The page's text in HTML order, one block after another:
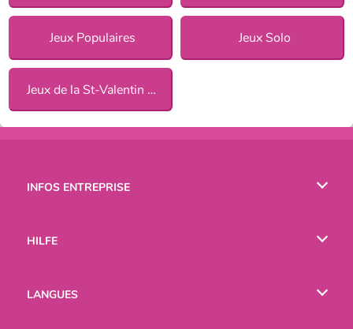
Jeux Populaires Jeux Solo
Jeux de la St-Valentin pour Filles
INFOS ENTREPRISE
HILFE
LANGUES